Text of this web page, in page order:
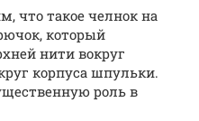
что такое челнок на
который
нити вокруг
корпуса шпульки.
роль в